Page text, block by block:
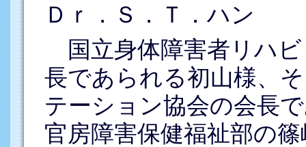
Ｄｒ．Ｓ．Ｔ．ハン
国立身体障害者リハ
長であられる初山様、
テーション協会の会長
官房障害保健福祉部の